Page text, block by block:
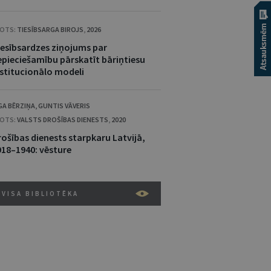
TIESĪBSARGA BIROJS, 2026
ziņojums par
pārskatīt bāriņtiesu
modeli
BĒRZIŅA, GUNTIS VĀVERIS
VALSTS DROŠĪBAS DIENESTS, 2020
dienests starpkaru Latvijā,
vēsture
VISA BIBLIOTĒKA